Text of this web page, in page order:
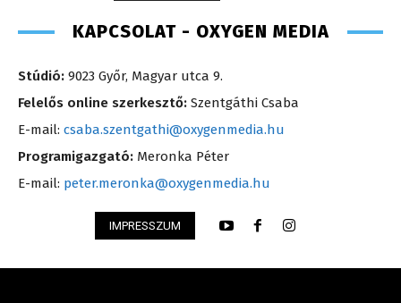
KAPCSOLAT - OXYGEN MEDIA
Stúdió: 9023 Győr, Magyar utca 9.
Felelős online szerkesztő: Szentgáthi Csaba
E-mail: csaba.szentgathi@oxygenmedia.hu
Programigazgató: Meronka Péter
E-mail: peter.meronka@oxygenmedia.hu
IMPRESSZUM